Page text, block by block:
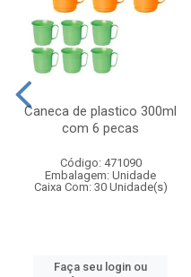
Caneca de plastico 300ml
com 6 pecas
Código: 471090
Embalagem: Unidade
Caixa Com: 30 Unidade(s)
Faça seu login ou